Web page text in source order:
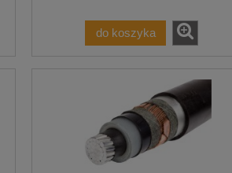
do koszyka